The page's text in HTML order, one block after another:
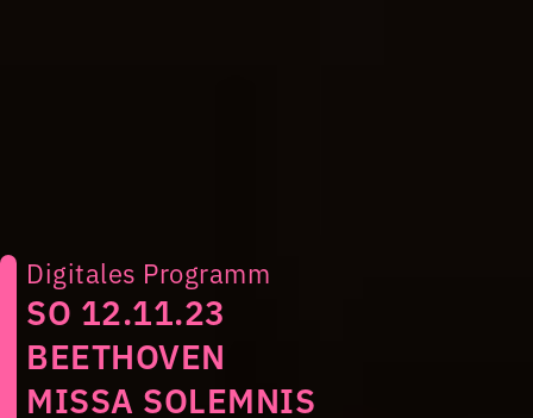
Digitales Programm
SO 12.11.23
BEETHOVEN
MISSA SOLEMNIS